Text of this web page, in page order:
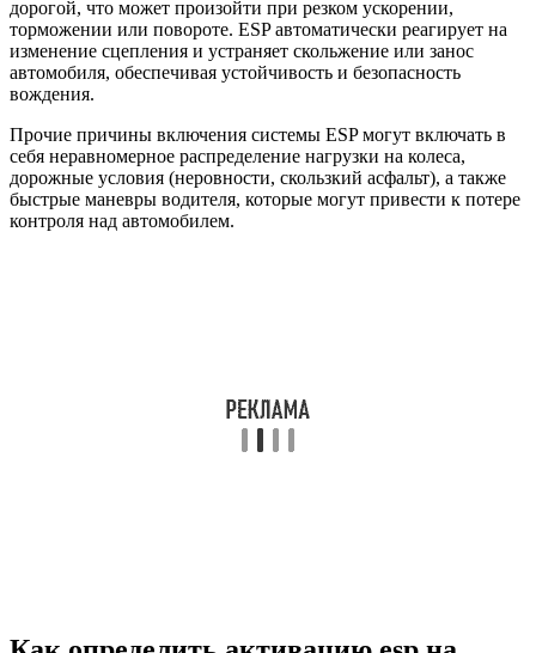
дорогой, что может произойти при резком ускорении,
торможении или повороте. ESP автоматически реагирует на
изменение сцепления и устраняет скольжение или занос
автомобиля, обеспечивая устойчивость и безопасность
вождения.
Прочие причины включения системы ESP могут включать в
себя неравномерное распределение нагрузки на колеса,
дорожные условия (неровности, скользкий асфальт), а также
быстрые маневры водителя, которые могут привести к потере
контроля над автомобилем.